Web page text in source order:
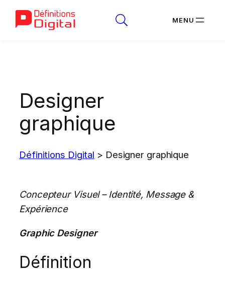
Designer
graphique
Définitions Digital > Designer graphique
Concepteur Visuel – Identité, Message &
Expérience
Graphic Designer
Définition